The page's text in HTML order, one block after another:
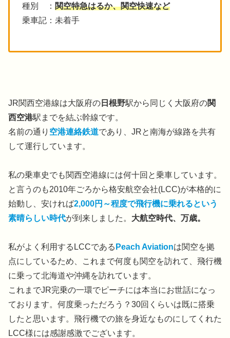
種別 ： 関空特急はるか、関空快速など
乗車記：未着手
JR関西空港線は大阪府の 日根野駅から同じく大阪府の関
西空港駅までを結ぶ幹線です。
名前の通り 空港連絡鉄道であり、JRと南海が線路を共有
して運行しています。
私の乗車史でも関西空港線には何十回と乗車しています。
と言うのも2010年ごろから格安航空会社(LCC)が本格的に
始動し、安ければ2,000円～程度で飛行機に乗れるという
素晴らしい時代が到来しました。 大航空時代、万歳。
私がよく利用するLCCである Peach Aviationは関空を拠
点にしているため、これまで何度も関空を訪れて、飛行機
に乗って北海道や沖縄を訪れています。
これまでJR完乗の一環でピーチには本当にお世話になっ
ております。何度乗っただろう？30回くらいは既に搭乗
したと思います。飛行機での旅を身近なものにしてくれた
LCC様には感謝感激でございます。